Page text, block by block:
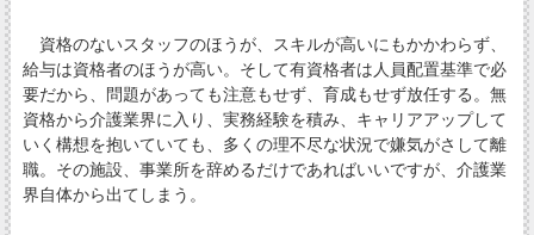
資格のないスタッフのほうが、スキルが高いにもかかわらず、
給与は資格者のほうが高い。そして有資格者は人員配置基準で必
要だから、問題があっても注意もせず、育成もせず放任する。無
資格から介護業界に入り、実務経験を積み、キャリアアップして
いく構想を抱いていても、多くの理不尽な状況で嫌気がさして離
職。その施設、事業所を辞めるだけであればいいですが、介護業
界自体から出てしまう。